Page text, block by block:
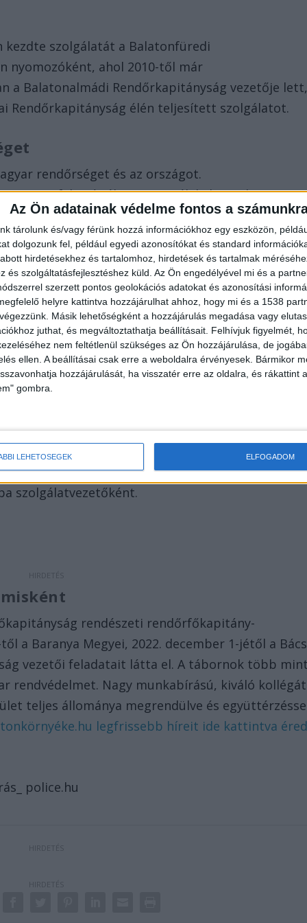
Az Ön adatainak védelme fontos a
tárolunk és/vagy férünk hozzá információkhoz egy eszközön,
dolgozunk fel, például egyedi azonosítókat és standard
hirdetésekhez és tartalomhoz, hirdetések és tartalmak
és szolgáltatásfejlesztéshez küld. Az Ön engedélyével mi és a
szerzett pontos geolokációs adatokat és azonosítási
helyre kattintva hozzájárulhat ahhoz, hogy mi és a 1538
Másik lehetőségként a hozzájárulás megadása vagy
juthat, és megváltoztathatja beállításait. Felhívjuk figyelmét,
nem feltétlenül szükséges az Ön hozzájárulása, de
ellen. A beállításai csak erre a weboldalra érvényesek. Bármikor
hozzájárulását, ha visszatér erre az oldalra, és rákattint
gombra.
LEHETŐSÉGEK ELFOGADOM
kezdte szolgálatát a Balatonfüredi
nyomozóként, ahol 2010-től már
a Balatonalmádi Rendőrkapitányság vezetője lett,
Rendőrkapitányság élén teljesített szolgálatot.
rendőrséget és az országot.
2020 februárjában nevezték ki hivatalosan
vezetőként látta el a feladatot.
kapitány
hogy elhunyt dr. Gulyás Zsolt rendőr
Rendőr-főkapitányság vezetője. Az 54 éves
közben lett rosszul, kórházba szállították, de
vesztette.
1991-ben kezdte a Magyar Honvédség
a határőrségnél teljesített szolgálatot különböző
2008. január 1-jén az integrációval került
Rendőr-főkapitányság Rendészeti Igazgatóság
szolgálatvezetőként.
rendészeti rendőrfőkapitány-
a Baranya Megyei, 2022. december 1-jétől a
vezetői feladatait látta el. A tábornok több mint
rendvédelmet. Nagy munkabírású, kiváló kollégát
teljes állománya megrendülve és
legfrissebb híreit ide kattintva éred
police.hu